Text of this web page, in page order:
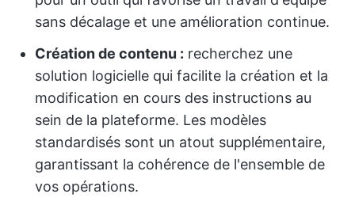
sans décalage et une amélioration continue.
Création de contenu : recherchez une
solution logicielle qui facilite la création et la
modification en cours des instructions au
sein de la plateforme. Les modèles
standardisés sont un atout supplémentaire,
garantissant la cohérence de l'ensemble de
vos opérations.